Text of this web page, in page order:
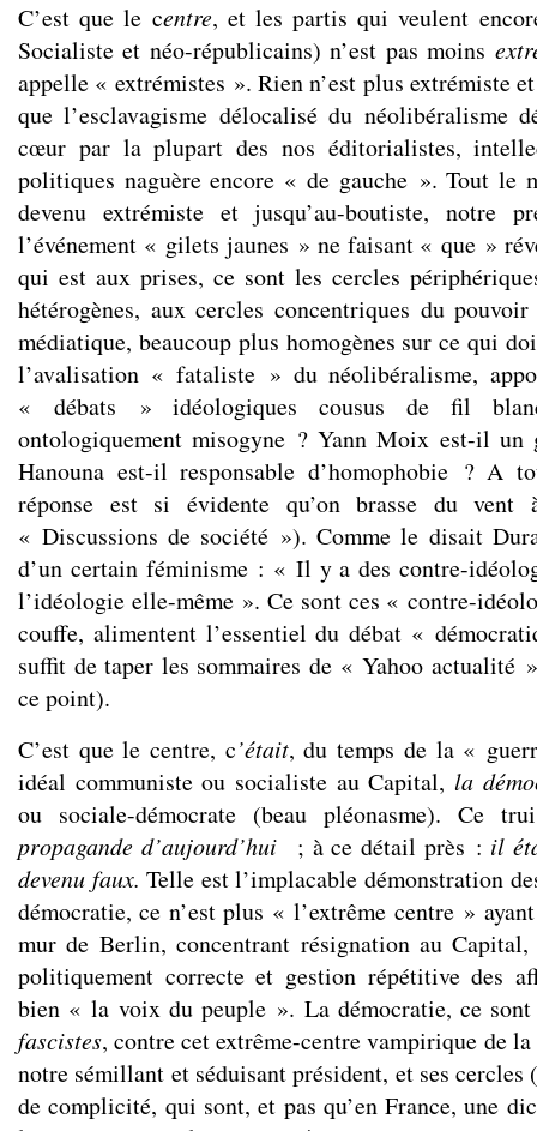
C’est que le centre, et les partis qui veulent
Socialiste et néo-républicains) n’est pas moins
appelle « extrémistes ». Rien n’est plus extrémiste
que l’esclavagisme délocalisé du néolibéralisme
cœur par la plupart des nos éditorialistes,
politiques naguère encore « de gauche ». Tout le
devenu extrémiste et jusqu’au-boutiste, notre
l’événement « gilets jaunes » ne faisant « que »
qui est aux prises, ce sont les cercles
hétérogènes, aux cercles concentriques du
médiatique, beaucoup plus homogènes sur ce qui
l’avalisation « fataliste » du néolibéralisme,
« débats » idéologiques cousus de fil
ontologiquement misogyne ? Yann Moix est-il un
Hanouna est-il responsable d’homophobie ? A
réponse est si évidente qu’on brasse du vent
« Discussions de société »). Comme le disait
d’un certain féminisme : « Il y a des contre-
l’idéologie elle-même ». Ce sont ces « contre-
couffe, alimentent l’essentiel du débat «
suffit de taper les sommaires de « Yahoo actualité
ce point).
C’est que le centre, c’était, du temps de la «
idéal communiste ou socialiste au Capital, la
ou sociale-démocrate (beau pléonasme). Ce
propagande d’aujourd’hui ; à ce détail près : il
devenu faux.Telle est l’implacable démonstration
démocratie, ce n’est plus « l’extrême centre »
mur de Berlin, concentrant résignation au
politiquement correcte et gestion répétitive des
bien « la voix du peuple ». La démocratie, ce
fascistes, contre cet extrême-centre vampirique de
notre sémillant et séduisant président, et ses cercles
de complicité, qui sont, et pas qu’en France, une